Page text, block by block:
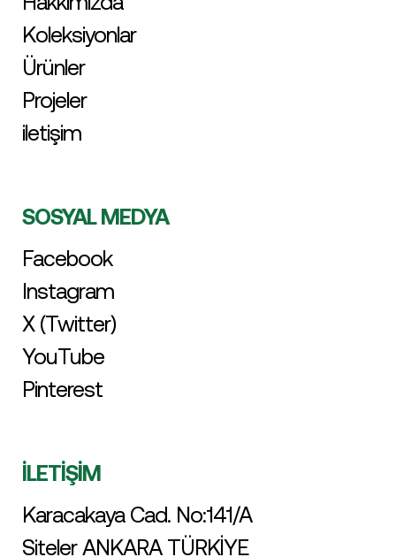
Koleksiyonlar
Ürünler
Projeler
iletişim
SOSYAL MEDYA
Facebook
Instagram
X (Twitter)
YouTube
Pinterest
İLETİŞİM
Karacakaya Cad. No:141/A
Siteler ANKARA TÜRKİYE